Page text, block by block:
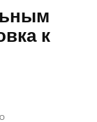
к